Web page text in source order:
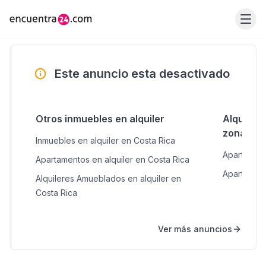
Este anuncio esta desactivado
Otros inmuebles en alquiler
Inmuebles en alquiler en Costa Rica
Apartamentos en alquiler en Costa Rica
Alquileres Amueblados en alquiler en
Costa Rica
Alquiler
zonas
Ver más anuncios